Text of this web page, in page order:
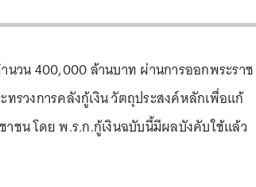
นวน 400,000 ล้านบาท ผ่านการออกพระราช
รวงการคลังกู้เงิน วัตถุประสงค์หลักเพื่อแก้
ชน โดย พ.ร.ก.กู้เงินฉบับนี้มีผลบังคับใช้แล้ว